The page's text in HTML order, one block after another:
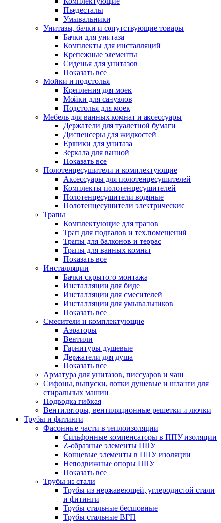
Пьедесталы
Умывальники
Унитазы, бачки и сопутствующие товары
Бачки для унитаза
Комплекты для инсталляций
Крепежные элементы
Сиденья для унитазов
Показать все
Мойки и подстолья
Крепления для моек
Мойки для санузлов
Подстолья для моек
Мебель для ванных комнат и аксессуары
Держатели для туалетной бумаги
Диспенсеры для жидкостей
Ершики для унитаза
Зеркала для ванной
Показать все
Полотенцесушители и комплектующие
Аксессуары для полотенцесушителей
Комплекты полотенцесушителей
Полотенцесушители водяные
Полотенцесушители электрические
Трапы
Комплектующие для трапов
Трап для подвалов и тех.помещений
Трапы для балконов и террас
Трапы для ванных комнат
Показать все
Инсталляции
Бачки скрытого монтажа
Инсталляции для биде
Инсталляции для смесителей
Инсталляции для умывальников
Показать все
Смесители и комплектующие
Аэраторы
Вентили
Гарнитуры душевые
Держатели для душа
Показать все
Арматура для унитазов, писсуаров и чаш
Сифоны, выпуски, лотки душевые и шланги для
стиральных машин
Подводка гибкая
Вентиляторы, вентиляционные решетки и лючки
Трубы и фитинги
Фасонные части в теплоизоляции
Cильфонные компенсаторы в ППУ изоляции
Z-образные элементы ППУ
Концевые элементы в ППУ изоляции
Неподвижные опоры ППУ
Показать все
Трубы из стали
Трубы из нержавеющей, углеродистой стали
и фитинги
Трубы стальные бесшовные
Трубы стальные ВГП